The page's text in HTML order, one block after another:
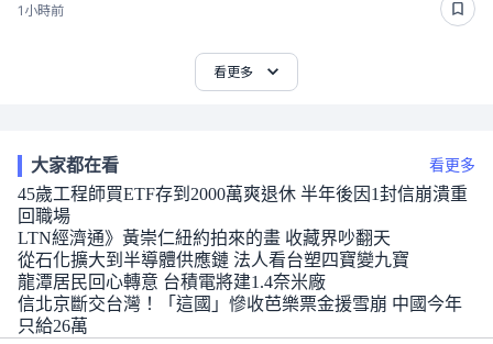
1小時前
看更多
大家都在看 看更多
45歲工程師買ETF存到2000萬爽退休 半年後因1封信崩潰重
回職場
LTN經濟通》黃崇仁紐約拍來的畫 收藏界吵翻天
從石化擴大到半導體供應鏈 法人看台塑四寶變九寶
龍潭居民回心轉意 台積電將建1.4奈米廠
信北京斷交台灣！「這國」慘收芭樂票金援雪崩 中國今年
只給26萬